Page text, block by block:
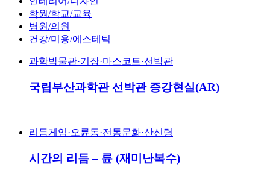
학원/학교/교육
병원/의원
건강/미용/에스테틱
과학박물관·기장·마스코트·선박관
국립부산과학관 선박관 증강현실(AR)
리듬게임·오륜동·전통문화·산신령
시간의 리듬 – 륜 (재미난복수)